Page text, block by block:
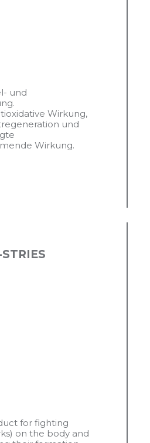
und
Wirkung,
und
Wirkung.
for fighting
on the body and